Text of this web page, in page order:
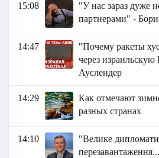
15:08
"У нас зараз дуже
партнерами" -
14:47
"Почему ракеты
через
Ауслендер
14:29
Как отмечают
разных странах
14:10
"Велике